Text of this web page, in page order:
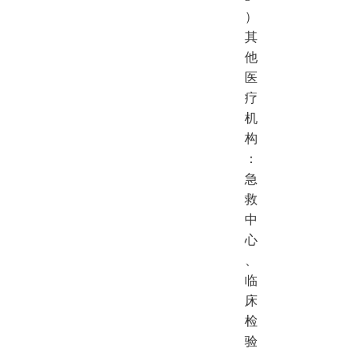
）
其
他
医
疗
机
构
：
急
救
中
心
临
床
检
验